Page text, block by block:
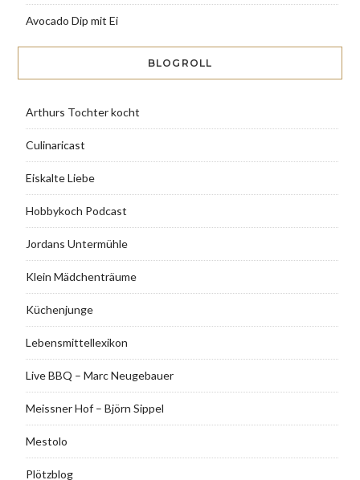
Avocado Dip mit Ei
BLOGROLL
Arthurs Tochter kocht
Culinaricast
Eiskalte Liebe
Hobbykoch Podcast
Jordans Untermühle
Klein Mädchenträume
Küchenjunge
Lebensmittellexikon
Live BBQ – Marc Neugebauer
Meissner Hof – Björn Sippel
Mestolo
Plötzblog